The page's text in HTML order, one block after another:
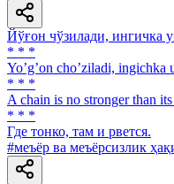
Йўғон чўзилади, ингичка
* * *
Yoʼgʼon choʼziladi, ingichka
* * *
A chain is no stronger than
* * *
Где тонко, там и рвется.
#меъёр ва меъёрсизлик